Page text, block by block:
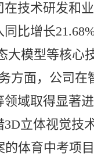
技术研发和
比增长
大模型等核心
方面，公司在
域取得显著
立体视觉技
体育中考项